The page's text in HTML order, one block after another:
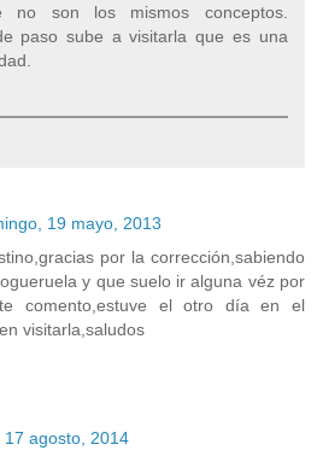
no son los mismos conceptos.
paso sube a visitarla que es una
19 mayo, 2013
por la corrección,sabiendo
y que suelo ir alguna véz por
comento,estuve el otro día en el
visitarla,saludos
17 agosto, 2014